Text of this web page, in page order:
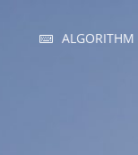
ALGORITHM